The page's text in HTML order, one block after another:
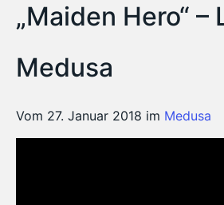
„Maiden Hero“ –
Medusa
Vom 27. Januar 2018 im Medusa